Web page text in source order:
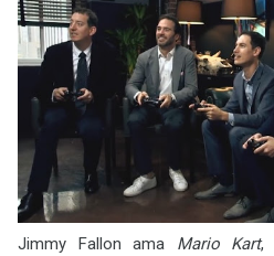
Jimmy Fallon ama Mario Kart,